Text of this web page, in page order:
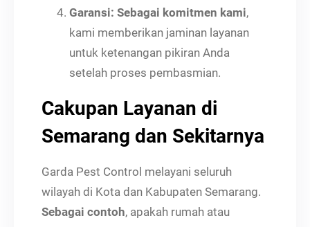
Garansi: Sebagai komitmen kami,
kami memberikan jaminan layanan
untuk ketenangan pikiran Anda
setelah proses pembasmian.
Cakupan Layanan di
Semarang dan Sekitarnya
Garda Pest Control melayani seluruh
wilayah di Kota dan Kabupaten Semarang.
Sebagai contoh, apakah rumah atau